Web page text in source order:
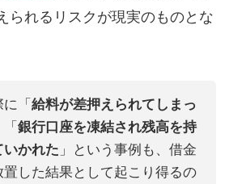
られるリスクが現実のものとな
に「給料が差押えられてしまっ
「銀行口座を凍結され残高を持
いかれた 」という事例も、借金
置した結果として起こり得るの